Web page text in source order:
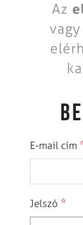
Az
vagy
E-mail cím
Jelszó *